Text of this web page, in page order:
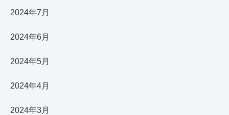
2024年7月
2024年6月
2024年5月
2024年4月
2024年3月